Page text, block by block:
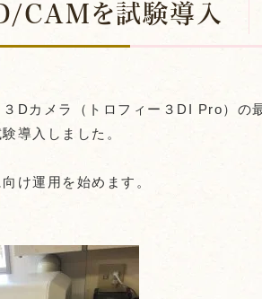
CAMを試験導入
Dカメラ（トロフィー３DI Pro）
導入しました。
け運用を始めます。